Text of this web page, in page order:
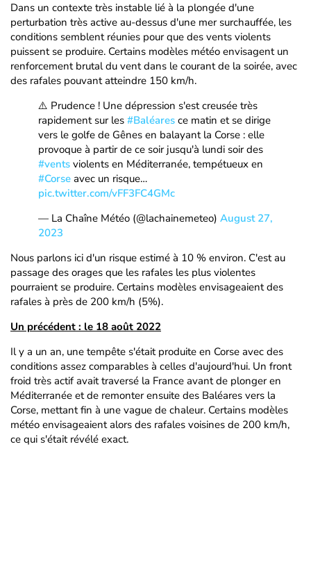
Dans un contexte très instable lié à la plongée d'une
perturbation très active au-dessus d'une mer surchauffée, les
conditions semblent réunies pour que des vents violents
puissent se produire. Certains modèles météo envisagent un
renforcement brutal du vent dans le courant de la soirée, avec
des rafales pouvant atteindre 150 km/h.
⚠️ Prudence ! Une dépression s'est creusée très
rapidement sur les #Baléares ce matin et se dirige
vers le golfe de Gênes en balayant la Corse : elle
provoque à partir de ce soir jusqu'à lundi soir des
#vents violents en Méditerranée, tempétueux en
#Corse avec un risque…
pic.twitter.com/vFF3FC4GMc
— La Chaîne Météo (@lachainemeteo) August 27,
2023
Nous parlons ici d'un risque estimé à 10 % environ. C'est au
passage des orages que les rafales les plus violentes
pourraient se produire. Certains modèles envisageaient des
rafales à près de 200 km/h (5%).
Un précédent : le 18 août 2022
Il y a un an, une tempête s'était produite en Corse avec des
conditions assez comparables à celles d'aujourd'hui. Un front
froid très actif avait traversé la France avant de plonger en
Méditerranée et de remonter ensuite des Baléares vers la
Corse, mettant fin à une vague de chaleur. Certains modèles
météo envisageaient alors des rafales voisines de 200 km/h,
ce qui s'était révélé exact.